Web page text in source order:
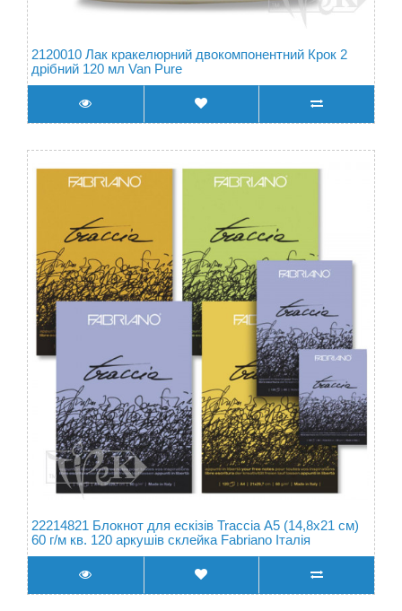
2120010 Лак кракелюрний двокомпонентний Крок 2
дрібний 120 мл Van Pure
22214821 Блокнот для ескізів Traccia А5 (14,8х21 см)
60 г/м кв. 120 аркушів склейка Fabriano Італія